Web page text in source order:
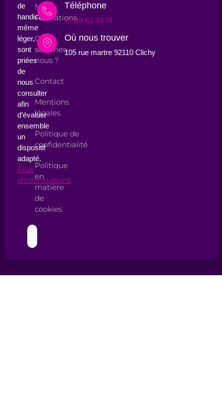
de
handicap,
même
léger,
sont
priées
de
nous
consulter
afin
d’évaluer
ensemble
un
dispositif
adapté.
Plus
d’informations
Nos
Formations
Qui
sommes-
nous ?
Contact
Mentions
légales
Politique de
confidentialité
Politique
en
matière
de
cookies
Téléphone
01 89 62 39 19
Où nous trouver
105 rue martre 92110 Clichy